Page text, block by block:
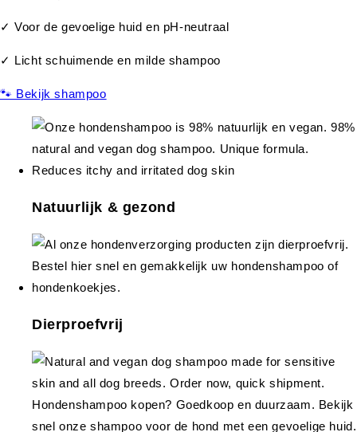
✓ Voor de gevoelige huid en pH-neutraal
✓ Licht schuimende en milde shampoo
🐾 Bekijk shampoo
Natuurlijk & gezond
Dierproefvrij